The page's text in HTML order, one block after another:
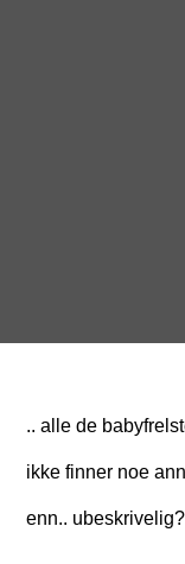
.. alle de
ikke finner noe
enn.. ubeskrivelig?